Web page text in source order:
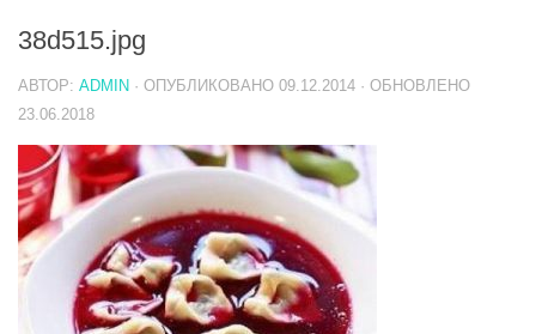
38d515.jpg
АВТОР: ADMIN · ОПУБЛИКОВАНО 09.12.2014 · ОБНОВЛЕНО
23.06.2018